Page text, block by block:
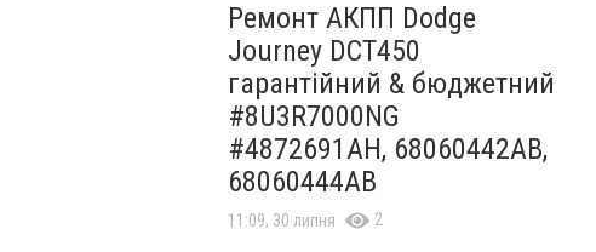
Ремонт АКПП Dodge
Journey DCT450
гарантійний & бюджетний
#8U3R7000NG
#4872691AH, 68060442AB,
68060444AB
11:09, 30 липня 2